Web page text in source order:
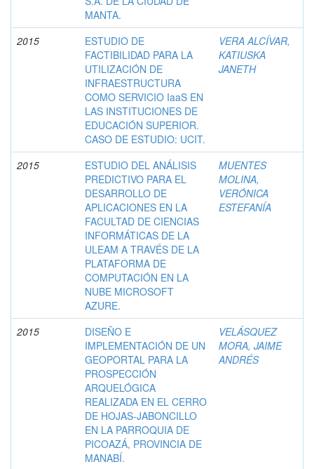
MANTA.
2015
ESTUDIO DE
FACTIBILIDAD PARA LA
UTILIZACIÓN DE
INFRAESTRUCTURA
COMO SERVICIO IaaS EN
LAS INSTITUCIONES DE
EDUCACIÓN SUPERIOR.
CASO DE ESTUDIO: UCIT.
VERA ALCÍVAR,
KATIUSKA
JANETH
2015
ESTUDIO DEL ANÁLISIS
PREDICTIVO PARA EL
DESARROLLO DE
APLICACIONES EN LA
FACULTAD DE CIENCIAS
INFORMÁTICAS DE LA
ULEAM A TRAVÉS DE LA
PLATAFORMA DE
COMPUTACIÓN EN LA
NUBE MICROSOFT
AZURE.
MUENTES
MOLINA,
VERÓNICA
ESTEFANÍA
2015
DISEÑO E
IMPLEMENTACIÓN DE UN
GEOPORTAL PARA LA
PROSPECCIÓN
ARQUELÓGICA
REALIZADA EN EL CERRO
DE HOJAS-JABONCILLO
EN LA PARROQUIA DE
PICOAZÁ, PROVINCIA DE
MANABÍ.
VELÁSQUEZ
MORA, JAIME
ANDRÉS